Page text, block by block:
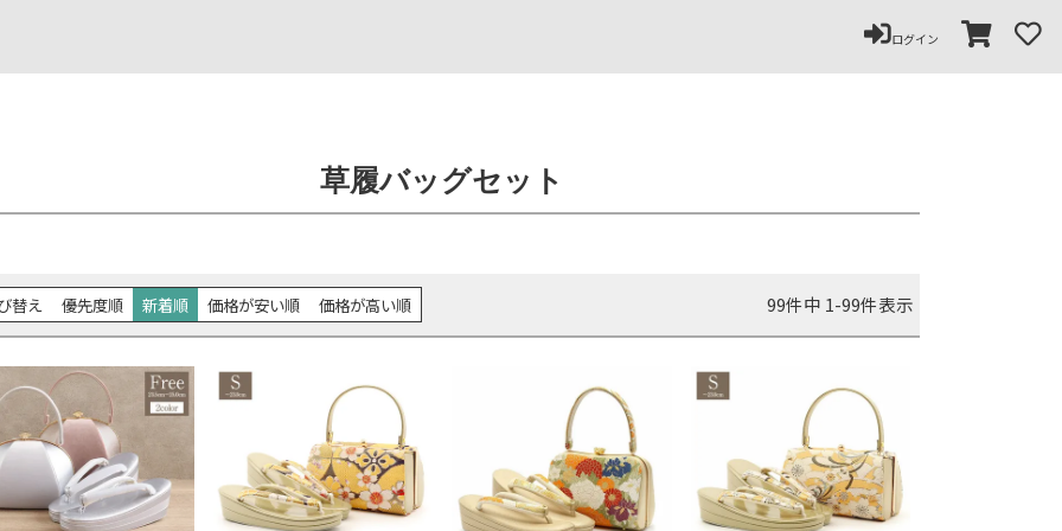
ログイン
草履バッグセット
替え 優先度順 新着順 価格が安い順 価格が高い順 99件中 1-99件表示